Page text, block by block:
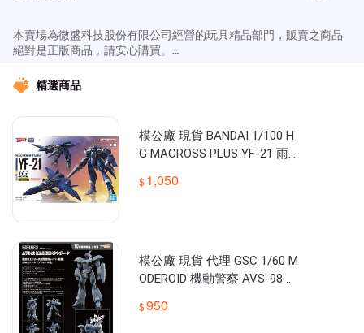
本賣場為微盛科技股份有限公司經營的玩具精品部門，販賣之商品
絕對是正版商品，請安心購買。
@akiba5566
代理版及日版商品開單時間不一定相同，若下標後想轉單可於結單
若有需要修改訂單請於露露通留言
自2018/2/1起，業務型態轉變，倉庫與辦公室分開，取消自取服
精選商品
模公廠 現貨 BANDAI 1/100 H
G MACROSS PLUS YF-21 雨燕
1,050
模公廠 現貨 代理 GSC 1/60 M
ODEROID 機動警察 AVS-98 M
950